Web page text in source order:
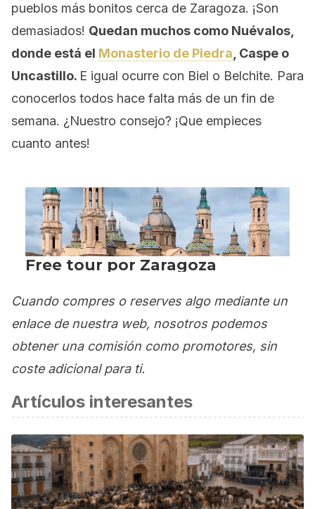
pueblos más bonitos cerca de Zaragoza. ¡Son
demasiados! Quedan muchos como Nuévalos,
donde está el Monasterio de Piedra , Caspe o
Uncastillo. E igual ocurre con Biel o Belchite. Para
conocerlos todos hace falta más de un fin de
semana. ¿Nuestro consejo? ¡Que empieces
cuanto antes!
Cuando compres o reserves algo mediante un
enlace de nuestra web, nosotros podemos
obtener una comisión como promotores, sin
coste adicional para ti.
Artículos interesantes